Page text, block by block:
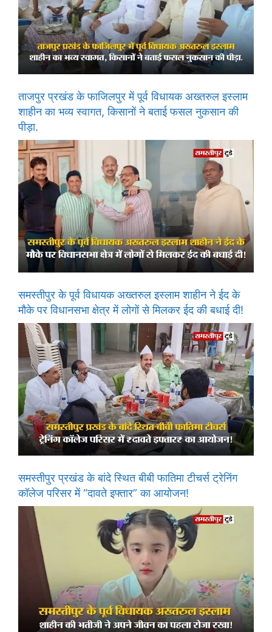
ताजपुर प्रखंड के फाजिलपुर में पूर्व विधायक अख्तरुल इस्लाम
शाहीन का भव्य स्वागत, किसानों ने बताई फसल नुकसान की
पीड़ा.
समस्तीपुर के पूर्व विधायक अख्तरुल इस्लाम शाहीन ने ईद के
मौके पर विधानसभा क्षेत्र में लोगों से मिलकर ईद की बधाई दी!
समस्तीपुर प्रखंड के बांदे स्थित बीबी फातिमा टीचर्स ट्रेनिंग
कॉलेज परिसर में “दावते इफ्तार” का आयोजन!